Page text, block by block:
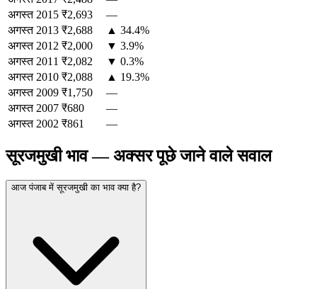
अगस्त 2015 ₹2,693
—
अगस्त 2013 ₹2,688
▲ 34.4%
अगस्त 2012 ₹2,000
▼ 3.9%
अगस्त 2011 ₹2,082
▼ 0.3%
अगस्त 2010 ₹2,088
▲ 19.3%
अगस्त 2009 ₹1,750
—
अगस्त 2007 ₹680
—
अगस्त 2002 ₹861 —
सूरजमुखी भाव — अक्सर पूछे जाने वाले सवाल
आज पंजाब में सूरजमुखी का भाव क्या है?